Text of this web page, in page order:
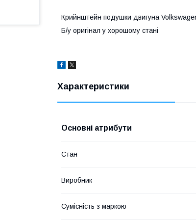
Крийнштейн подушки двигуна
Б/у оригінал у хорошому стані
Характеристики
Основні атрибути
Стан
Виробник
Сумісність з маркою